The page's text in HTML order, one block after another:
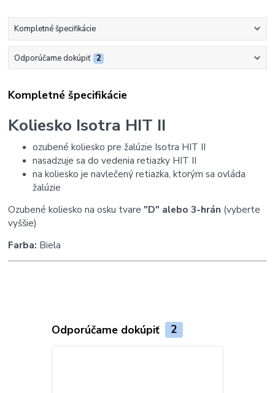
Kompletné špecifikácie
Odporúčame dokúpiť 2
Kompletné špecifikácie
Koliesko Isotra HIT II
ozubené koliesko pre žalúzie Isotra HIT II
nasadzuje sa do vedenia retiazky HIT II
na koliesko je navlečený retiazka, ktorým sa ovláda
žalúzie
Ozubené koliesko na osku tvare"D" alebo 3-hrán (vyberte
vyššie)
Farba: Biela
Odporúčame dokúpiť 2